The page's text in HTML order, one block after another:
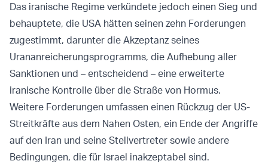
Das iranische Regime verkündete jedoch einen Sieg und
behauptete, die USA hätten seinen zehn Forderungen
zugestimmt, darunter die Akzeptanz seines
Urananreicherungsprogramms, die Aufhebung aller
Sanktionen und – entscheidend – eine erweiterte
iranische Kontrolle über die Straße von Hormus.
Weitere Forderungen umfassen einen Rückzug der US-
Streitkräfte aus dem Nahen Osten, ein Ende der Angriffe
auf den Iran und seine Stellvertreter sowie andere
Bedingungen, die für Israel inakzeptabel sind.